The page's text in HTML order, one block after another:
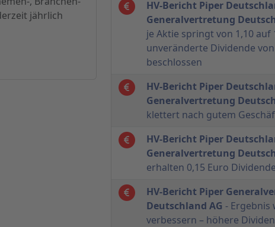
jährlich
HV-Bericht Piper
Generalvertretung
je Aktie springt von 1,10 auf
unveränderte Dividende
beschlossen
HV-Bericht Piper
Generalvertretung
klettert nach gutem
HV-Bericht Piper
Generalvertretung
erhalten 0,15 Euro Dividende
HV-Bericht Piper
Deutschland AG - Ergebnis
verbessern – höhere